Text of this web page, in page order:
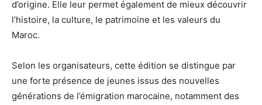
d’origine. Elle leur permet également de mieux découvrir
l’histoire, la culture, le patrimoine et les valeurs du
Maroc.
Selon les organisateurs, cette édition se distingue par
une forte présence de jeunes issus des nouvelles
générations de l’émigration marocaine, notamment des